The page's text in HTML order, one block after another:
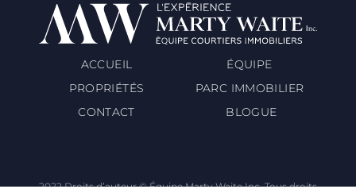
ACCUEIL
ÉQUIPE
PROPRIÉTÉS
PARC IMMOBILIER
CONTACT
BLOGUE
2022 Droits d’auteur © Équipe Marty Waite Inc. Tous droits